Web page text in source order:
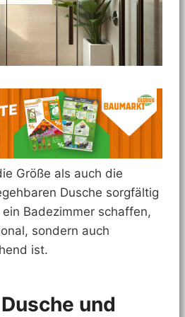
Größe als auch die
Dusche sorgfältig
Badezimmer schaffen,
sondern auch
ist.
und